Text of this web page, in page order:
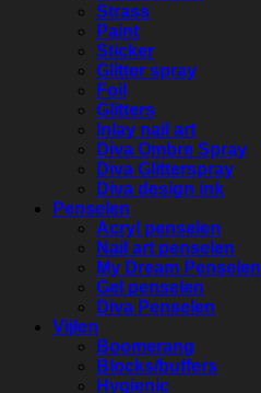
Strass
Paint
Sticker
Glitter spray
Foil
Glitters
Inlay nail art
Diva Ombre Spray
Diva Glitterspray
Diva design ink
Penselen
Acryl penselen
Nail art penselen
My Dream Penselen
Gel penselen
Diva Penselen
Vijlen
Boomerang
Blocks/buffers
Hygienic